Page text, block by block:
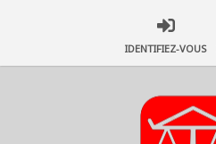
IDENTIFIEZ-VOUS